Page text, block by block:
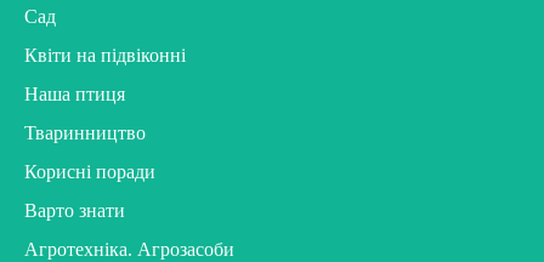
Сад
Квіти на підвіконні
Наша птиця
Тваринництво
Корисні поради
Варто знати
Агротехніка. Агрозасоби